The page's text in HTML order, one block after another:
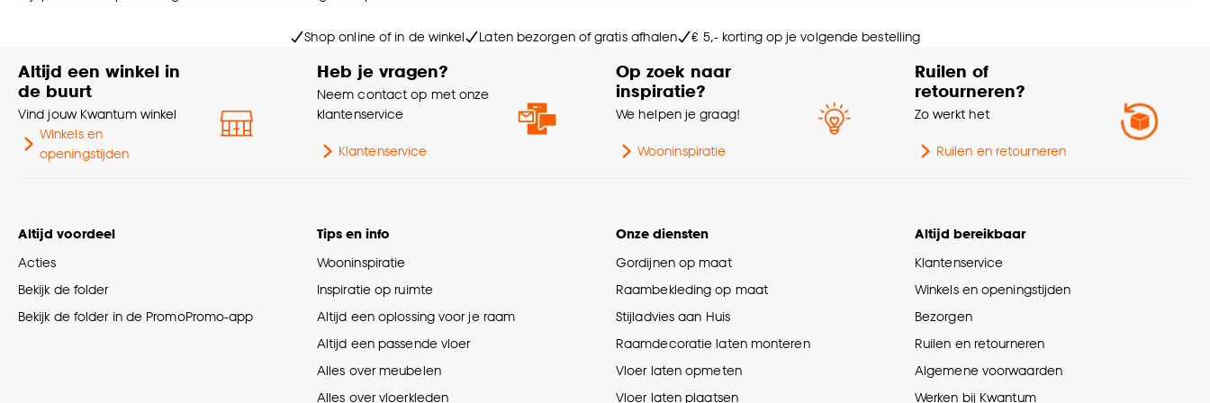
Dubbel plissé
lichtdoorlatend
Shop online of in de winkel Laten bezorgen of gratis afhalen € 5,- korting op je volgende bestelling
Altijd een winkel in
de buurt
Vind jouw Kwantum winkel
Winkels en
openingstijden
Heb je vragen?
Neem contact op met onze
klantenservice
Klantenservice
Op zoek naar
inspiratie?
We helpen je graag!
Wooninspiratie
Ruilen of
retourneren?
Zo werkt het
Ruilen en retourneren
Altijd voordeel
Acties
Bekijk de folder
Bekijk de folder in de PromoPromo-app
Tips en info
Wooninspiratie
Inspiratie op ruimte
Altijd een oplossing voor je raam
Altijd een passende vloer
Alles over meubelen
Alles over vloerkleden
Onze diensten
Gordijnen op maat
Raambekleding op maat
Stijladvies aan Huis
Raamdecoratie laten monteren
Vloer laten opmeten
Vloer laten plaatsen
Altijd bereikbaar
Klantenservice
Winkels en openingstijden
Bezorgen
Ruilen en retourneren
Algemene voorwaarden
Werken bij Kwantum